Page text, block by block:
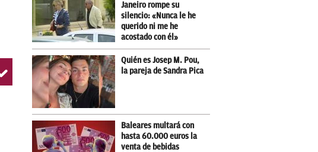
Janeiro rompe su
silencio: «Nunca le he
querido ni me he
acostado con él»
Quién es Josep M. Pou,
la pareja de Sandra Pica
Baleares multará con
hasta 60.000 euros la
venta de bebidas